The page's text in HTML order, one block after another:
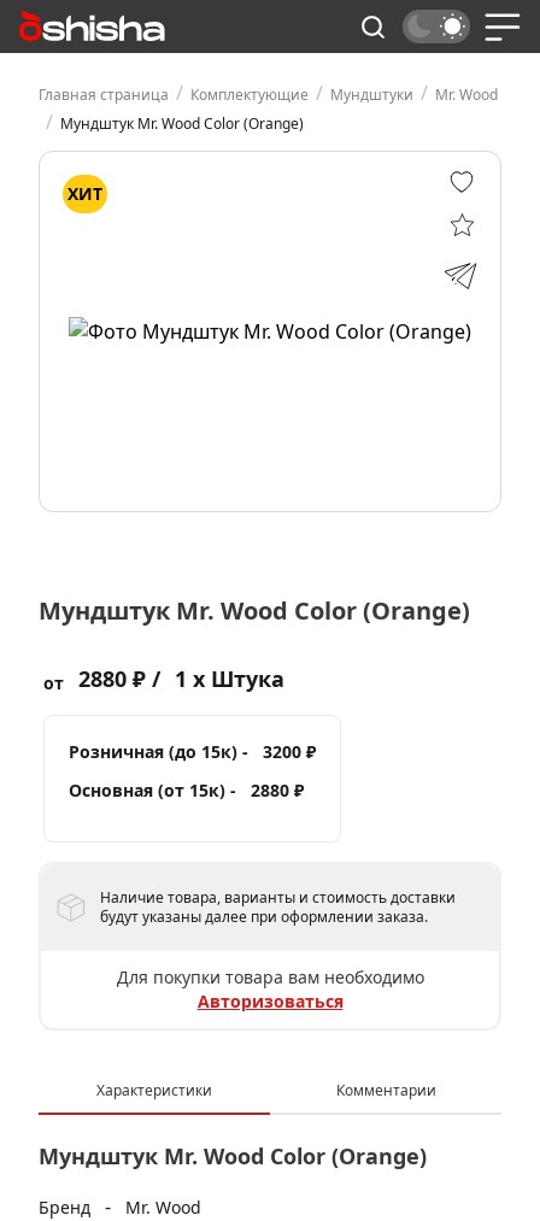
Главная страница / Комплектующие / Мундштуки / Mr. Wood
/ Мундштук Mr. Wood Color (Orange)
ХИТ
Мундштук Mr. Wood Color (Orange)
от 2880 ₽ / 1 x Штука
Розничная (до 15к) -
3200 ₽
Основная (от 15к) -
2880 ₽
Наличие товара, варианты и стоимость доставки
будут указаны далее при оформлении заказа.
Для покупки товара вам необходимо
Авторизоваться
Характеристики Комментарии
Мундштук Mr. Wood Color (Orange)
Бренд -
Mr. Wood